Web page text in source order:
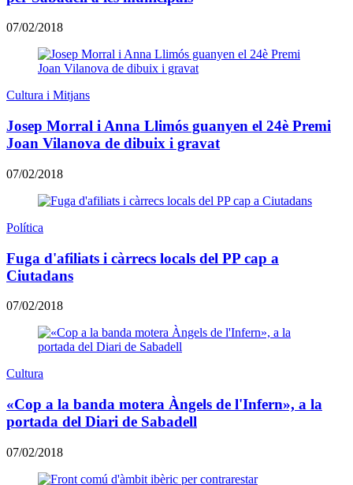
07/02/2018
Cultura i Mitjans
Josep Morral i Anna Llimós guanyen el 24è Premi
Joan Vilanova de dibuix i gravat
07/02/2018
Política
Fuga d'afiliats i càrrecs locals del PP cap a
Ciutadans
07/02/2018
Cultura
«Cop a la banda motera Àngels de l'Infern», a la
portada del Diari de Sabadell
07/02/2018